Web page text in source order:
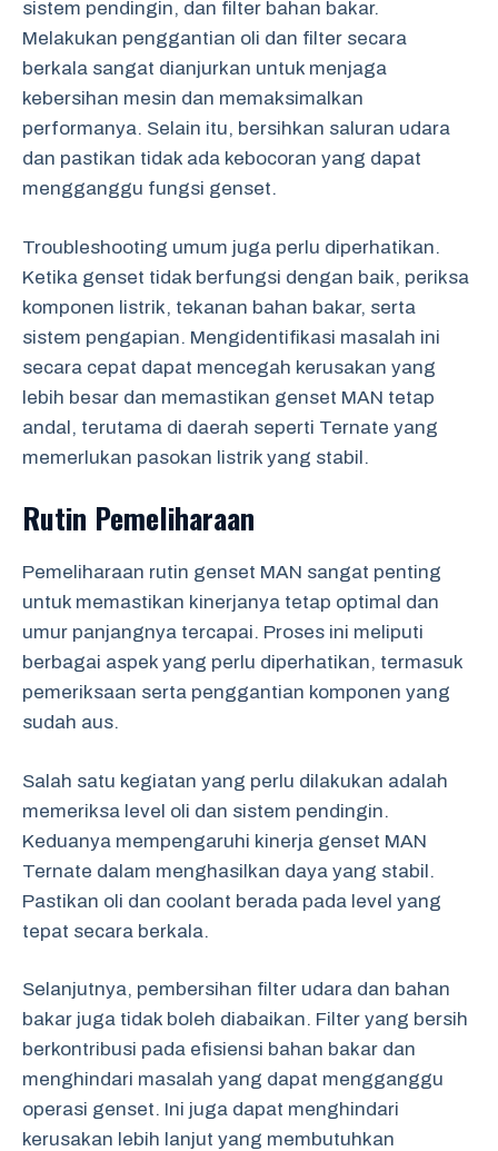
sistem pendingin, dan filter bahan bakar.
Melakukan penggantian oli dan filter secara
berkala sangat dianjurkan untuk menjaga
kebersihan mesin dan memaksimalkan
performanya. Selain itu, bersihkan saluran udara
dan pastikan tidak ada kebocoran yang dapat
mengganggu fungsi genset.
Troubleshooting umum juga perlu diperhatikan.
Ketika genset tidak berfungsi dengan baik, periksa
komponen listrik, tekanan bahan bakar, serta
sistem pengapian. Mengidentifikasi masalah ini
secara cepat dapat mencegah kerusakan yang
lebih besar dan memastikan genset MAN tetap
andal, terutama di daerah seperti Ternate yang
memerlukan pasokan listrik yang stabil.
Rutin Pemeliharaan
Pemeliharaan rutin genset MAN sangat penting
untuk memastikan kinerjanya tetap optimal dan
umur panjangnya tercapai. Proses ini meliputi
berbagai aspek yang perlu diperhatikan, termasuk
pemeriksaan serta penggantian komponen yang
sudah aus.
Salah satu kegiatan yang perlu dilakukan adalah
memeriksa level oli dan sistem pendingin.
Keduanya mempengaruhi kinerja genset MAN
Ternate dalam menghasilkan daya yang stabil.
Pastikan oli dan coolant berada pada level yang
tepat secara berkala.
Selanjutnya, pembersihan filter udara dan bahan
bakar juga tidak boleh diabaikan. Filter yang bersih
berkontribusi pada efisiensi bahan bakar dan
menghindari masalah yang dapat mengganggu
operasi genset. Ini juga dapat menghindari
kerusakan lebih lanjut yang membutuhkan